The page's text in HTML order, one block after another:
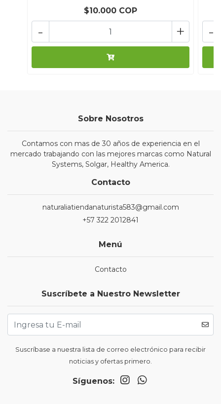
$10.000 COP
+
- -
Sobre Nosotros
Contamos con mas de 30 años de experiencia en el
mercado trabajando con las mejores marcas como Natural
Systems, Solgar, Healthy America.
Contacto
naturaliatiendanaturista583@gmail.com
+57 322 2012841
Menú
Contacto
Suscríbete a Nuestro Newsletter
Suscríbase a nuestra lista de correo electrónico para recibir
noticias y ofertas primero.
Síguenos: